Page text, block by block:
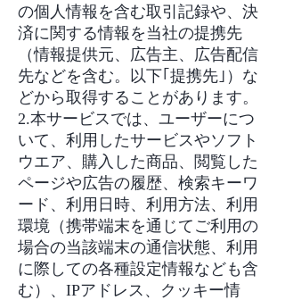
の個人情報を含む取引記録や、決
済に関する情報を当社の提携先
（情報提供元、広告主、広告配信
先などを含む。以下｢提携先｣）な
どから取得することがあります。
2.本サービスでは、ユーザーにつ
いて、利用したサービスやソフト
ウエア、購入した商品、閲覧した
ページや広告の履歴、検索キーワ
ード、利用日時、利用方法、利用
環境（携帯端末を通じてご利用の
場合の当該端末の通信状態、利用
に際しての各種設定情報なども含
む）、IPアドレス、クッキー情